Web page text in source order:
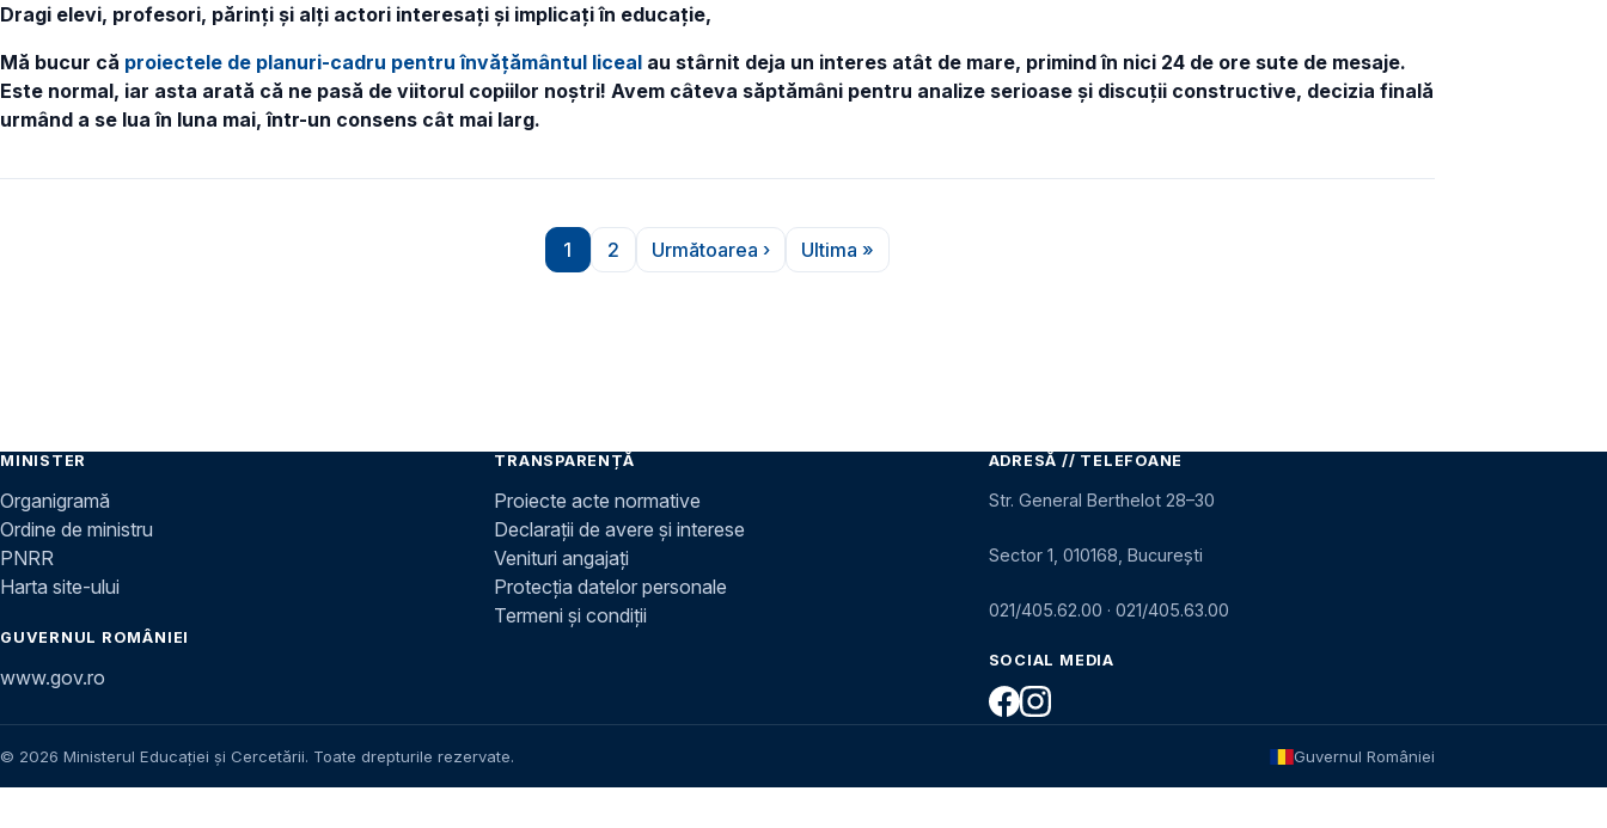
Dragi elevi, profesori, părinți și alți actori interesați și implicați în educație,
Mă bucur că proiectele de planuri-cadru pentru învățământul liceal au stârnit deja un interes atât de mare, primind în nici 24 de ore sute de mesaje.
Este normal, iar asta arată că ne pasă de viitorul copiilor noștri! Avem câteva săptămâni pentru analize serioase și discuții constructive, decizia finală
urmând a se lua în luna mai, într-un consens cât mai larg.
Pagina
1
Pagina
2
Pagina următoare
Următoarea ›
Ultima pagină
Ultima »
MINISTER
Organigramă
Ordine de ministru
PNRR
Harta site-ului
GUVERNUL ROMÂNIEI
www.gov.ro
TRANSPARENȚĂ
Proiecte acte normative
Declarații de avere și interese
Venituri angajați
Protecția datelor personale
Termeni și condiții
ADRESĂ // TELEFOANE
Str. General Berthelot 28–30
Sector 1, 010168, București
021/405.62.00 · 021/405.63.00
SOCIAL MEDIA
© 2026 Ministerul Educației și Cercetării. Toate drepturile rezervate. Guvernul României